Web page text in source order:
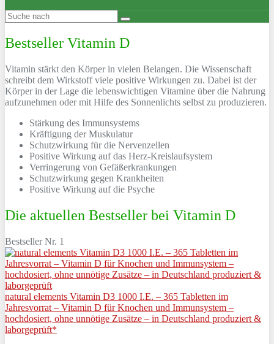
Bestseller Vitamin D
Vitamin stärkt den Körper in vielen Belangen. Die Wissenschaft
schreibt dem Wirkstoff viele positive Wirkungen zu. Dabei ist der
Körper in der Lage die lebenswichtigen Vitamine über die Nahrung
aufzunehmen oder mit Hilfe des Sonnenlichts selbst zu produzieren.
Stärkung des Immunsystems
Kräftigung der Muskulatur
Schutzwirkung für die Nervenzellen
Positive Wirkung auf das Herz-Kreislaufsystem
Verringerung von Gefäßerkrankungen
Schutzwirkung gegen Krankheiten
Positive Wirkung auf die Psyche
Die aktuellen Bestseller bei Vitamin D
Bestseller Nr. 1
natural elements Vitamin D3 1000 I.E. – 365 Tabletten im
Jahresvorrat – Vitamin D für Knochen und Immunsystem –
hochdosiert, ohne unnötige Zusätze – in Deutschland produziert &
laborgeprüft*